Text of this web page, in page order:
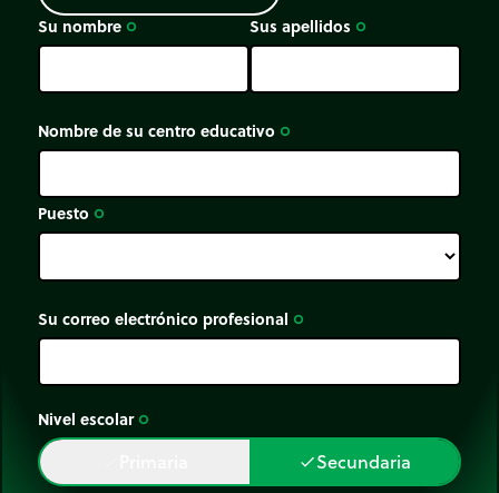
Su nombre trip_origin Sus apellidos trip_origin
Nombre de su centro educativo trip_origin
Puesto trip_origin
Su correo electrónico profesional trip_origin
Nivel escolar trip_origin
doneSecundaria